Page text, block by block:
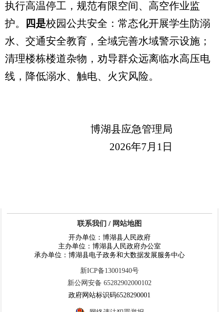
执行高温停工，规范有限空间、高空作业监
护。
四是校园公共安全：常态化开展学生防溺
水、交通安全教育，全域完善水域警示设施；
清理楼栋楼道杂物，劝导群众远离临水高压电
线，降低溺水、触电、火灾风险。
博湖县应急管理局
2026年7 月 1 日
联系我们 / 网站地图
开办单位：博湖县人民政府
主办单位：博湖县人民政府办公室
承办单位：博湖县电子政务和大数据发展服务中心
新ICP备13001940号
新公网安备 65282902000102
政府网站标识码6528290001